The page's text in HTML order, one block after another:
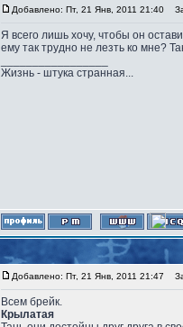
Добавлено: Пт, 21 Янв, 2011 21:40
Я всего лишь хочу, чтобы он
ему так трудно не лезть ко мне?
Жизнь - штука странная...
Добавлено: Пт, 21 Янв, 2011 21:47
Всем брейк.
Крылатая